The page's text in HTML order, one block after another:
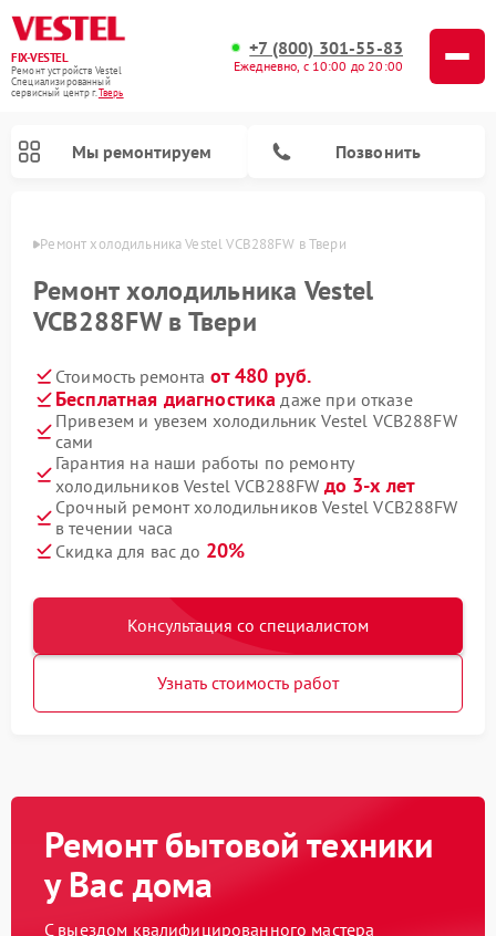
FIX-VESTEL
Ремонт устройств Vestel
Специализированный
cервисный центр г.Тверь
+7 (800) 301-55-83
Ежедневно, с 10:00 до 20:00
Мы ремонтируем Позвонить
Ремонт холодильника Vestel VCB288FW в Твери
Ремонт холодильника Vestel
VCB288FW в Твери
Стоимость ремонта от 480 руб.
Бесплатная диагностика даже при отказе
Привезем и увезем холодильник Vestel VCB288FW
сами
Гарантия на наши работы по ремонту
холодильников Vestel VCB288FW до 3-х лет
Срочный ремонт холодильников Vestel VCB288FW
в течении часа
Скидка для вас до 20%
Консультация со специалистом
Узнать стоимость работ
Ремонт бытовой техники
у Вас дома
С выездом квалифицированного мастера